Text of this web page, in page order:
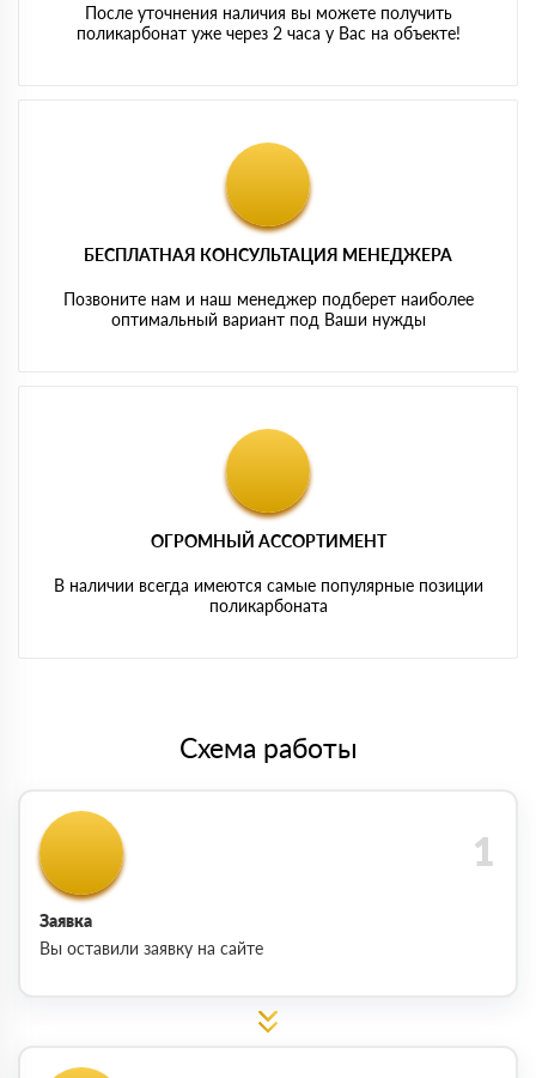
После уточнения наличия вы можете получить
поликарбонат уже через 2 часа у Вас на объекте!
БЕСПЛАТНАЯ КОНСУЛЬТАЦИЯ МЕНЕДЖЕРА
Позвоните нам и наш менеджер подберет наиболее
оптимальный вариант под Ваши нужды
ОГРОМНЫЙ АССОРТИМЕНТ
В наличии всегда имеются самые популярные позиции
поликарбоната
Схема работы
Заявка
Вы оставили заявку на сайте